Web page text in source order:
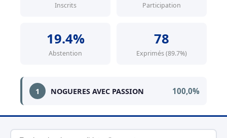
Inscrits Participation
19.4%
Abstention
78
Exprimés (89.7%)
1 NOGUERES AVEC PASSION 100,0%